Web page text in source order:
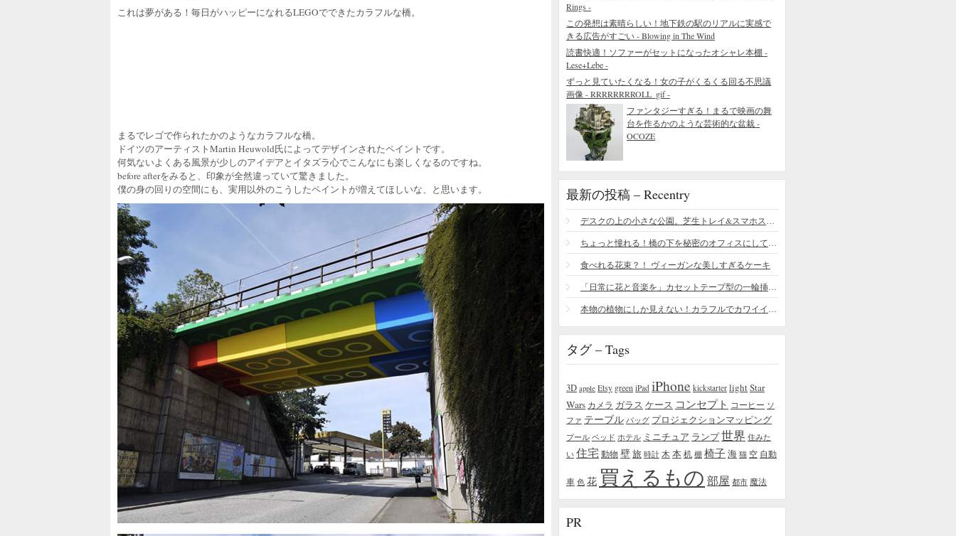
これは夢がある！毎日がハッピーになれるLEGOでできたカラフルな橋。
まるでレゴで作られたかのようなカラフルな橋。
ドイツのアーティストMartin Heuwold氏によってデザインされたペイントです。
何気ないよくある風景が少しのアイデアとイタズラ心でこんなにも楽しくなるのですね。
before afterをみると、印象が全然違っていて驚きました。
僕の身の回りの空間にも、実用以外のこうしたペイントが増えてほしいな、と思います。
Rings -
この発想は素晴らしい！地下鉄の駅のリアルに実感で
きる広告がすごい - Blowing in The Wind
読書快適！ソファーがセットになったオシャレ本棚 -
Lese+Lebe -
ずっと見ていたくなる！女の子がくるくる回る不思議
画像 - RRRRRRRROLL_gif -
ファンタジーすぎる！まるで映画の舞
台を作るかのような芸術的な盆栽 -
OCOZE
最新の投稿 – Recentry
食べれる花束？！ ヴィーガンな美しすぎるケーキ
タグ – Tags
3D apple Etsy green iPad iPhone kickstarter lightStar
Wars カメラ ガラス ケース コンセプト コーヒー ソ
ファ テーブル バッグ プロジェクションマッピング
プール ベッド ホテル ミニチュア ランプ世界 住みた
い 住宅 動物 壁旅 時計 木 本机 棚 椅子海 猫 空 自動
車 色 花 買えるもの 部屋 都市 魔法
PR